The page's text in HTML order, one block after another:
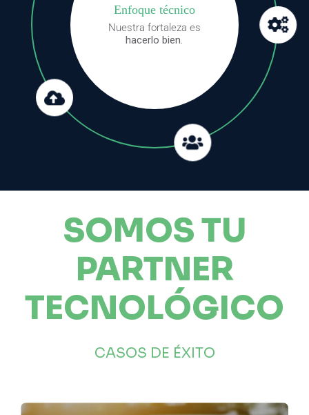
Enfoque técnico
Nuestra fortaleza es
hacerlo bien.
SOMOS TU
PARTNER
TECNOLÓGICO
CASOS DE ÉXITO